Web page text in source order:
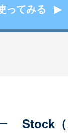
ってみる
Stock